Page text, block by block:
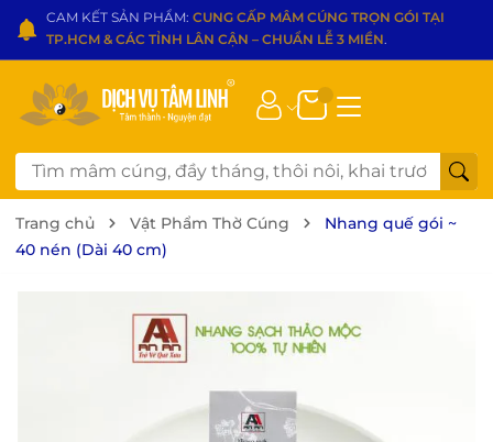
CAM KẾT SẢN PHẨM: CUNG CẤP MÂM CÚNG TRỌN GÓI TẠI
TP.HCM & CÁC TỈNH LÂN CẬN – CHUẨN LỄ 3 MIỀN.
Trang chủ Vật Phẩm Thờ Cúng
Nhang quế gói ~
40 nén (Dài 40 cm)